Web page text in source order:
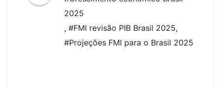
2025
, #FMI revisão PIB Brasil 2025,
#Projeções FMI para o Brasil 2025